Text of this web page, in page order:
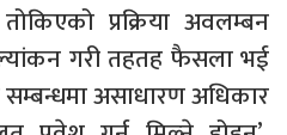
प्रक्रिया अवलम्बन
गरी तहतह फैसला भई
असाधारण अधिकार